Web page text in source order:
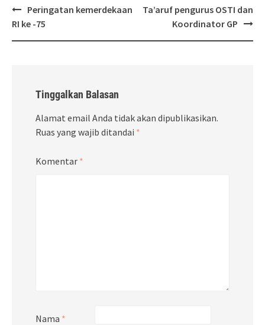
Post
navigation
Peringatan kemerdekaan
RI ke -75
Ta’aruf pengurus OSTI dan
Koordinator GP
Tinggalkan Balasan
Alamat email Anda tidak akan dipublikasikan.
Ruas yang wajib ditandai *
Komentar *
Nama *